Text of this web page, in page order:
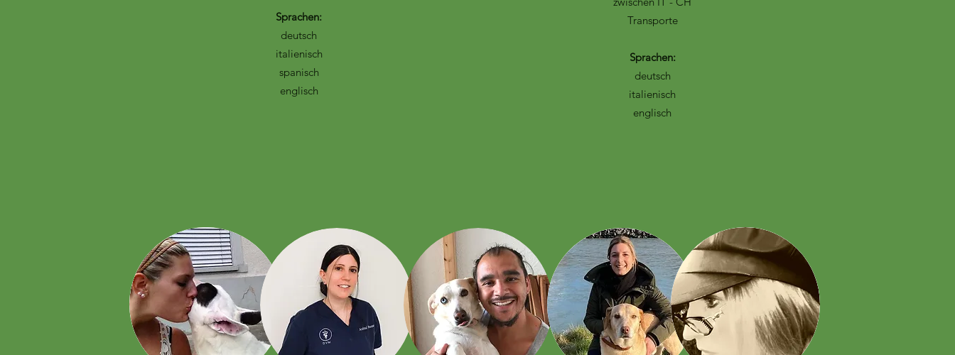
Sprachen:
deutsch
italienisch
spanisch
englisch
Transporte
Sprachen:
deutsch
italienisch
englisch